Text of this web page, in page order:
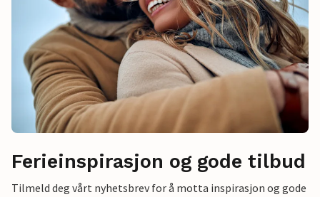
Ferieinspirasjon og gode tilbud
Tilmeld deg vårt nyhetsbrev for å motta inspirasjon og gode